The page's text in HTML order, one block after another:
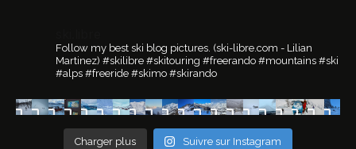
Follow my best ski blog pictures. (ski-libre.com - Lilian
Martinez) #skilibre #skitouring #freerando #mountains #ski
#alps #freeride #skimo #skirando
Charger plus Suivre sur Instagram